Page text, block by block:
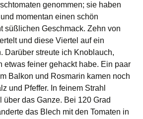
genommen; sie haben
momentan einen schön
süßlichen Geschmack. Zehn von
und diese Viertel auf ein
Darüber streute ich Knoblauch,
etwas feiner gehackt habe. Ein paar
Balkon und Rosmarin kamen noch
und Pfeffer. In feinem Strahl
über das Ganze. Bei 120 Grad
das Blech mit den Tomaten in